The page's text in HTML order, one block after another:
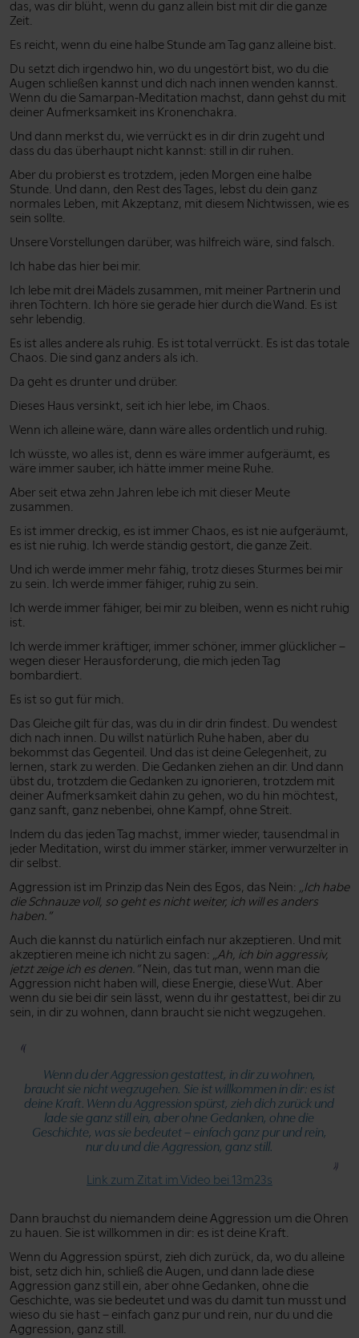
das, was dir blüht, wenn du ganz allein bist mit dir die ganze
Zeit.
Es reicht, wenn du eine halbe Stunde am Tag ganz alleine bist.
Du setzt dich irgendwo hin, wo du ungestört bist, wo du die
Augen schließen kannst und dich nach innen wenden kannst.
Wenn du die Samarpan-Meditation machst, dann gehst du mit
deiner Aufmerksamkeit ins Kronenchakra.
Und dann merkst du, wie verrückt es in dir drin zugeht und
dass du das überhaupt nicht kannst: still in dir ruhen.
Aber du probierst es trotzdem, jeden Morgen eine halbe
Stunde. Und dann, den Rest des Tages, lebst du dein ganz
normales Leben, mit Akzeptanz, mit diesem Nichtwissen, wie es
sein sollte.
Unsere Vorstellungen darüber, was hilfreich wäre, sind falsch.
Ich habe das hier bei mir.
Ich lebe mit drei Mädels zusammen, mit meiner Partnerin und
ihren Töchtern. Ich höre sie gerade hier durch die Wand. Es ist
sehr lebendig.
Es ist alles andere als ruhig. Es ist total verrückt. Es ist das totale
Chaos. Die sind ganz anders als ich.
Da geht es drunter und drüber.
Dieses Haus versinkt, seit ich hier lebe, im Chaos.
Wenn ich alleine wäre, dann wäre alles ordentlich und ruhig.
Ich wüsste, wo alles ist, denn es wäre immer aufgeräumt, es
wäre immer sauber, ich hätte immer meine Ruhe.
Aber seit etwa zehn Jahren lebe ich mit dieser Meute
zusammen.
Es ist immer dreckig, es ist immer Chaos, es ist nie aufgeräumt,
es ist nie ruhig. Ich werde ständig gestört, die ganze Zeit.
Und ich werde immer mehr fähig, trotz dieses Sturmes bei mir
zu sein. Ich werde immer fähiger, ruhig zu sein.
Ich werde immer fähiger, bei mir zu bleiben, wenn es nicht ruhig
ist.
Ich werde immer kräftiger, immer schöner, immer glücklicher –
wegen dieser Herausforderung, die mich jeden Tag
bombardiert.
Es ist so gut für mich.
Das Gleiche gilt für das, was du in dir drin findest. Du wendest
dich nach innen. Du willst natürlich Ruhe haben, aber du
bekommst das Gegenteil. Und das ist deine Gelegenheit, zu
lernen, stark zu werden. Die Gedanken ziehen an dir. Und dann
übst du, trotzdem die Gedanken zu ignorieren, trotzdem mit
deiner Aufmerksamkeit dahin zu gehen, wo du hin möchtest,
ganz sanft, ganz nebenbei, ohne Kampf, ohne Streit.
Indem du das jeden Tag machst, immer wieder, tausendmal in
jeder Meditation, wirst du immer stärker, immer verwurzelter in
dir selbst.
Aggression ist im Prinzip das Nein des Egos, das Nein: „Ich habe
die Schnauze voll, so geht es nicht weiter, ich will es anders
haben.”
Auch die kannst du natürlich einfach nur akzeptieren. Und mit
akzeptieren meine ich nicht zu sagen: „Ah, ich bin aggressiv,
jetzt zeige ich es denen.”Nein, das tut man, wenn man die
Aggression nicht haben will, diese Energie, diese Wut. Aber
wenn du sie bei dir sein lässt, wenn du ihr gestattest, bei dir zu
sein, in dir zu wohnen, dann braucht sie nicht wegzugehen.
Wenn du der Aggression gestattest, in dir zu wohnen,
braucht sie nicht wegzugehen. Sie ist willkommen in dir: es ist
deine Kraft. Wenn du Aggression spürst, zieh dich zurück und
lade sie ganz still ein, aber ohne Gedanken, ohne die
Geschichte, was sie bedeutet – einfach ganz pur und rein,
nur du und die Aggression, ganz still.
Link zum Zitat im Video bei 13m23s
Dann brauchst du niemandem deine Aggression um die Ohren
zu hauen. Sie ist willkommen in dir: es ist deine Kraft.
Wenn du Aggression spürst, zieh dich zurück, da, wo du alleine
bist, setz dich hin, schließ die Augen, und dann lade diese
Aggression ganz still ein, aber ohne Gedanken, ohne die
Geschichte, was sie bedeutet und was du damit tun musst und
wieso du sie hast – einfach ganz pur und rein, nur du und die
Aggression, ganz still.